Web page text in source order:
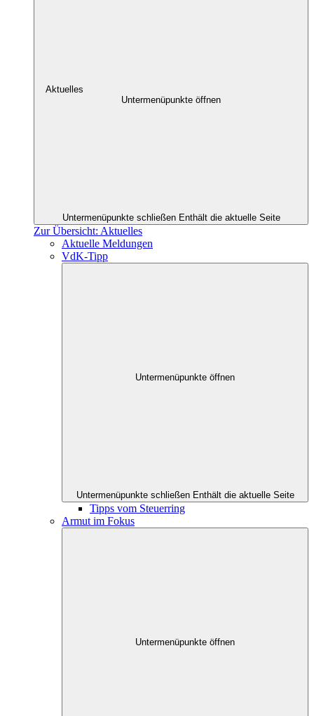
Aktuelles
Untermenüpunkte öffnen
Untermenüpunkte schließen Enthält die aktuelle Seite
Zur Übersicht: Aktuelles
Aktuelle Meldungen
VdK-Tipp
Untermenüpunkte öffnen
Untermenüpunkte schließen Enthält die aktuelle Seite
Tipps vom Steuerring
Armut im Fokus
Untermenüpunkte öffnen